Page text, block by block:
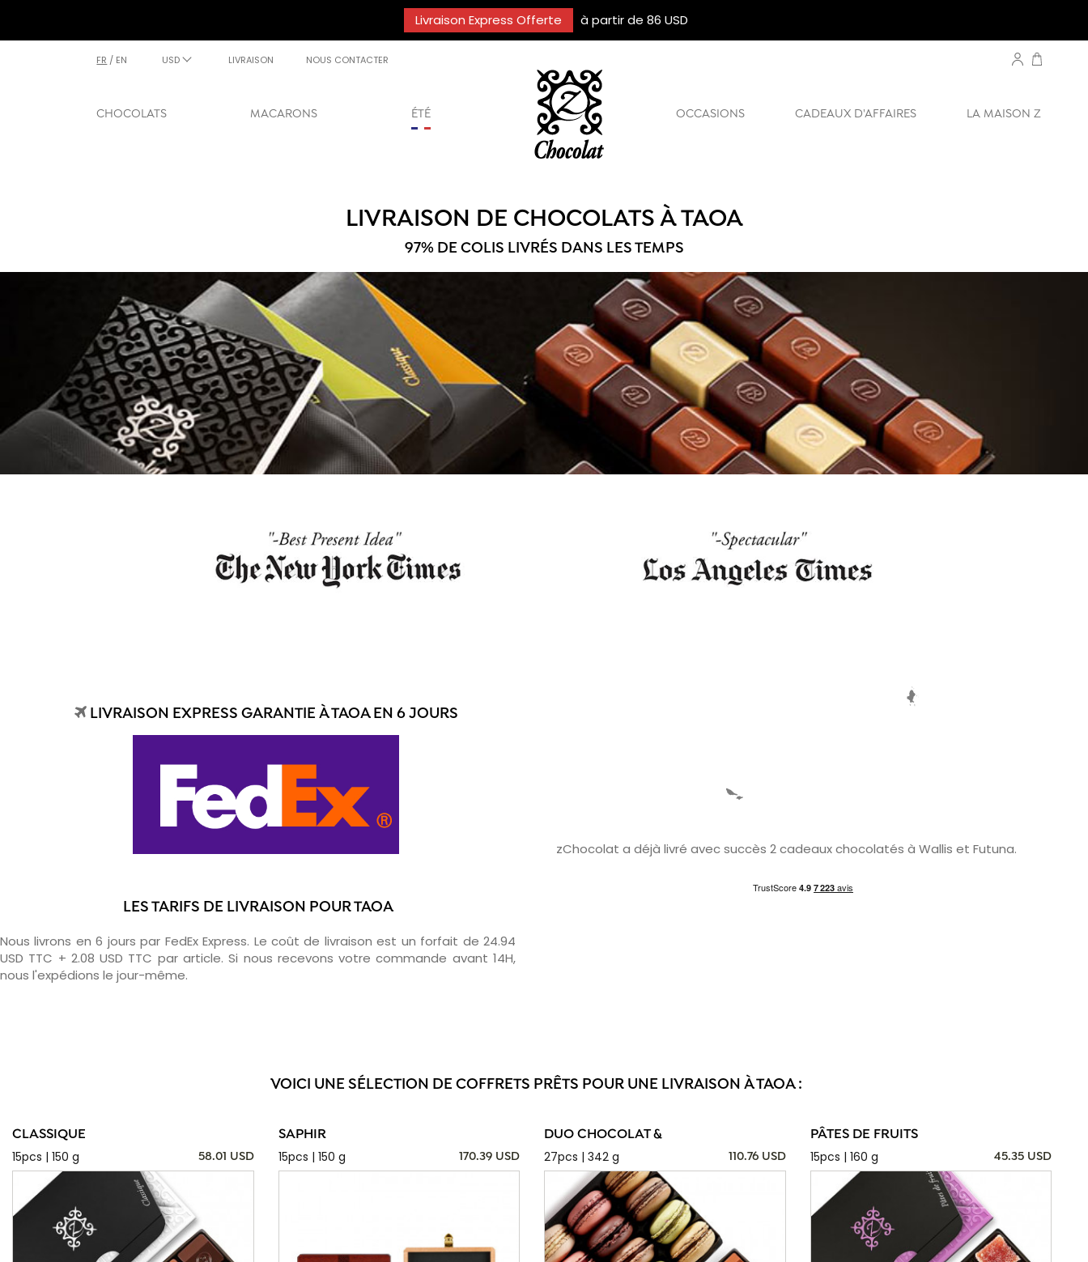
Livraison Express Offerte à partir de 86 USD
FR / EN USD LIVRAISON NOUS CONTACTER
CHOCOLATS MACARONS ÉTÉ OCCASIONS CADEAUX D'AFFAIRES LA MAISON Z
LIVRAISON DE CHOCOLATS À TAOA
97% DE COLIS LIVRÉS DANS LES TEMPS
LIVRAISON EXPRESS GARANTIE À TAOA EN 6 JOURS
LES TARIFS DE LIVRAISON POUR TAOA
Nous livrons en 6 jours par FedEx Express. Le coût de livraison est un forfait de 24.94
USD TTC + 2.08 USD TTC par article. Si nous recevons votre commande avant 14H,
nous l'expédions le jour-même.
zChocolat a déjà livré avec succès 2 cadeaux chocolatés à Wallis et Futuna.
VOICI UNE SÉLECTION DE COFFRETS PRÊTS POUR UNE LIVRAISON À TAOA :
CLASSIQUE
15pcs | 150 g
58.01 USD
SAPHIR
15pcs | 150 g
170.39 USD
DUO CHOCOLAT &
27pcs | 342 g
110.76 USD
PÂTES DE FRUITS
15pcs | 160 g
45.35 USD